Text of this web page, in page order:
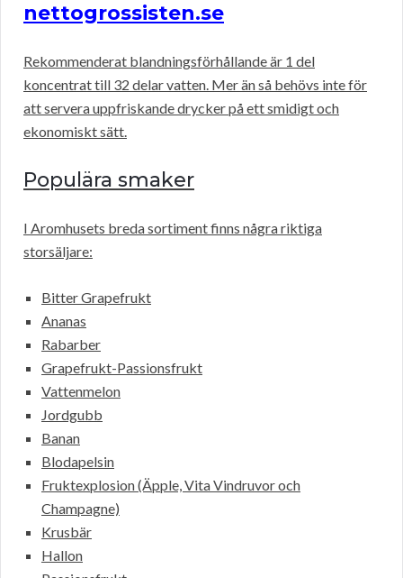
nettogrossisten.se
Rekommenderat blandningsförhållande är 1 del
koncentrat till 32 delar vatten. Mer än så behövs inte för
att servera uppfriskande drycker på ett smidigt och
ekonomiskt sätt.
Populära smaker
I Aromhusets breda sortiment finns några riktiga
storsäljare:
Bitter Grapefrukt
Ananas
Rabarber
Grapefrukt-Passionsfrukt
Vattenmelon
Jordgubb
Banan
Blodapelsin
Fruktexplosion (Äpple, Vita Vindruvor och
Champagne)
Krusbär
Hallon